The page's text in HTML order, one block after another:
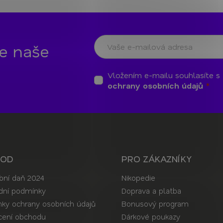
naše
Vložením e-mailu souhlasíte s
ochrany osobních údajů
daň 2024
podmínky
ochrany osobních údajů
obchodu
PRO ZÁKAZNÍKY
Nikopedie
Doprava a platba
Bonusový program
Dárkové poukazy